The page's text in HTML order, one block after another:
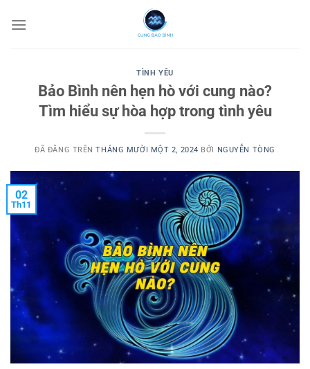
đến
TÌNH YÊU
Bảo Bình nên hẹn hò với cung nào?
Tìm hiểu sự hòa hợp trong tình yêu
ĐÃ ĐĂNG TRÊNTHÁNG MƯỜI MỘT 2, 2024 BỞI NGUYỄN TÒNG
02
Th11